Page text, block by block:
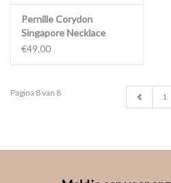
Pernille Corydon
Singapore Necklace
€49,00
Pagina 8 van 8 1